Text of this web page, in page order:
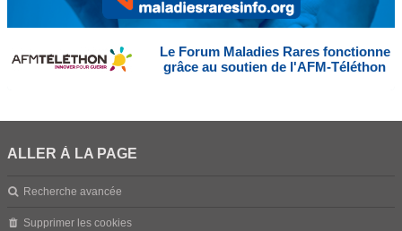
Le Forum Maladies Rares fonctionne
grâce au soutien de l'AFM-Téléthon
ALLER À LA PAGE
Recherche avancée
Supprimer les cookies